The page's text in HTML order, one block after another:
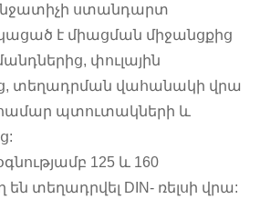
ստանդարտ
է միացման միջանցքից
փուլային
տեղադրման վահանակի վրա
պտուտակների և
125 և 160
տեղադրվել DIN- ռելսի վրա: